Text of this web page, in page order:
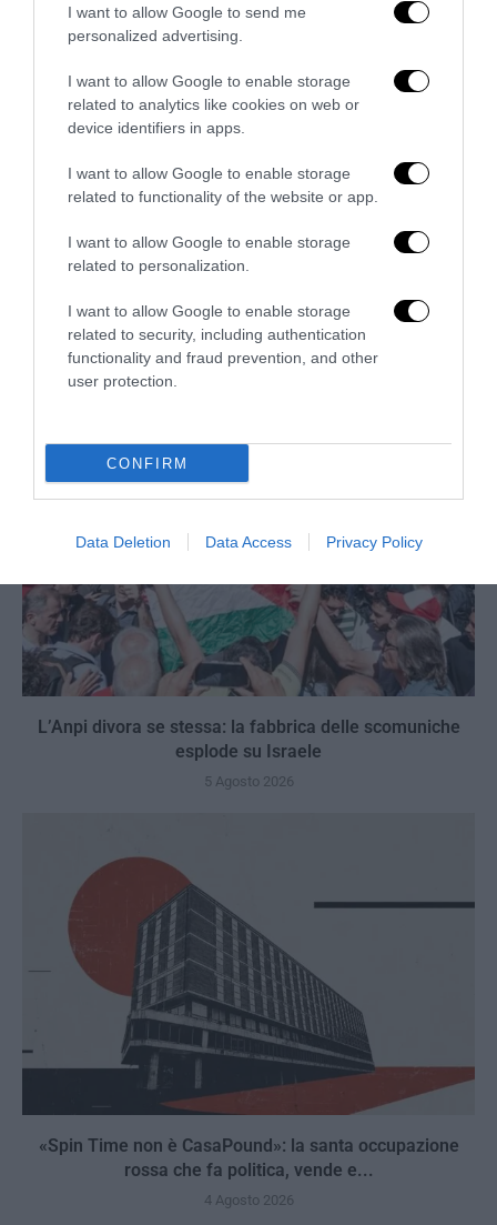
I want to allow Google to send me
personalized advertising.
I want to allow Google to enable storage
related to analytics like cookies on web or
device identifiers in apps.
I want to allow Google to enable storage
related to functionality of the website or app.
I want to allow Google to enable storage
related to personalization.
I want to allow Google to enable storage
related to security, including authentication
functionality and fraud prevention, and other
user protection.
CONFIRM
Data Deletion Data Access Privacy Policy
La sinistra è così serva delle toghe da odiare persino il
ricordo di Enzo...
5 Agosto 2026
L’Anpi divora se stessa: la fabbrica delle scomuniche
esplode su Israele
5 Agosto 2026
«Spin Time non è CasaPound»: la santa occupazione
rossa che fa politica, vende e...
4 Agosto 2026